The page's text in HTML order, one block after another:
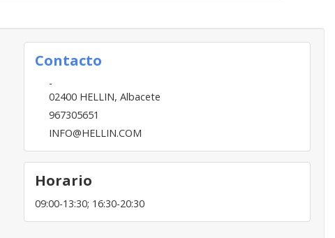
Contacto
-
02400 HELLIN, Albacete
967305651
INFO@HELLIN.COM
Horario
09:00-13:30; 16:30-20:30